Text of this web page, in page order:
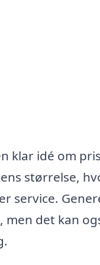
klar idé om
størrelse,
service.
det kan